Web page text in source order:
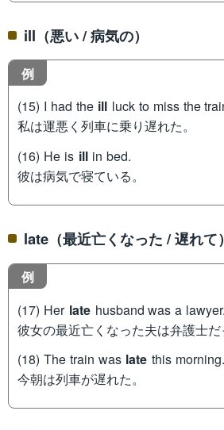
ill（悪い / 病気の）
例
(15) I had the ill luck to miss the
私は運悪く列車に乗り遅れた。
(16) He is ill in bed.
彼は病気で寝ている。
late（最近亡くなった / 遅れて）
例
(17) Her late husband was a lawyer.
彼女の最近亡くなった夫は弁護士だ
(18) The train was late this morning.
今朝は列車が遅れた。